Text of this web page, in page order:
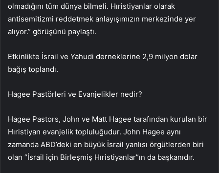
olmadığını tüm dünya bilmeli. Hıristiyanlar olarak
antisemitizmi reddetmek anlayışımızın merkezinde yer
alıyor.” görüşünü paylaştı.
Etkinlikte İsrail ve Yahudi derneklerine 2,9 milyon dolar
bağış toplandı.
Hagee Pastörleri ve Evanjelikler nedir?
Hagee Pastors, John ve Matt Hagee tarafından kurulan bir
Hıristiyan evanjelik topluluğudur. John Hagee aynı
zamanda ABD’deki en büyük İsrail yanlısı örgütlerden biri
olan “İsrail için Birleşmiş Hıristiyanlar”ın da başkanıdır.